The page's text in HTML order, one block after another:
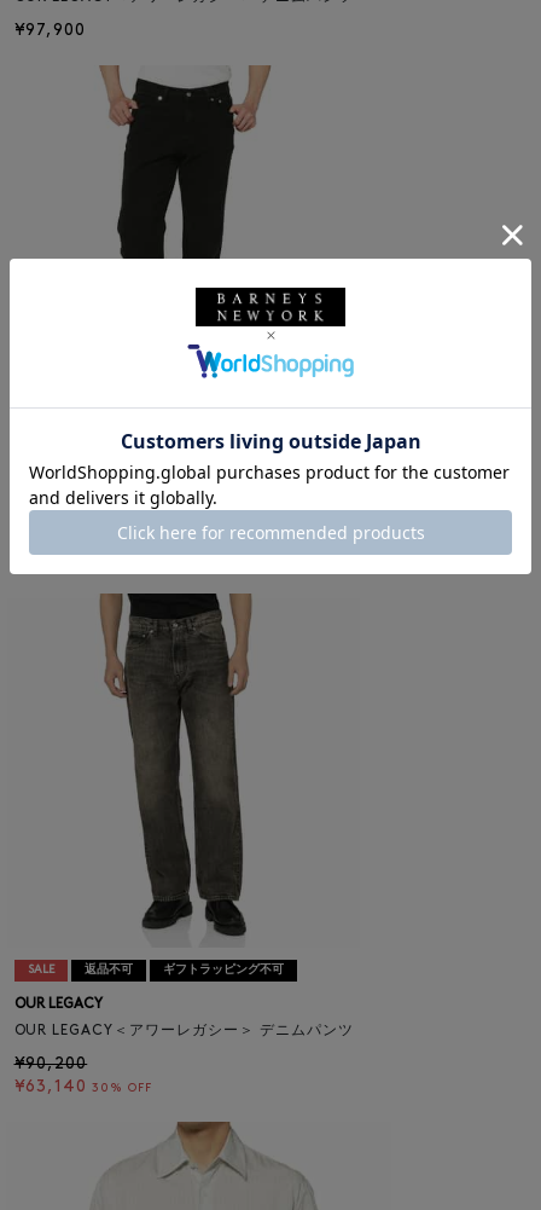
¥97,900
返品不可 ギフトラッピング不可
OUR LEGACY
OUR LEGACY＜アワーレガシー＞ デニムパンツ
¥63,140
SALE 返品不可 ギフトラッピング不可
OUR LEGACY
OUR LEGACY＜アワーレガシー＞ デニムパンツ
¥90,200
¥63,140 30% OFF